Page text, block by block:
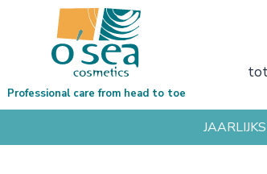
Professional care from head to toe